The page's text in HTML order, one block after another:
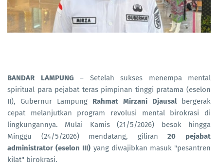
BANDAR LAMPUNG – Setelah sukses menempa mental
spiritual para pejabat teras pimpinan tinggi pratama (eselon
II), Gubernur Lampung Rahmat Mirzani Djausalbergerak
cepat melanjutkan program revolusi mental birokrasi di
lingkungannya. Mulai Kamis (21/5/2026) besok hingga
Minggu (24/5/2026) mendatang, giliran20 pejabat
administrator (eselon III) yang diwajibkan masuk "pesantren
kilat" birokrasi.